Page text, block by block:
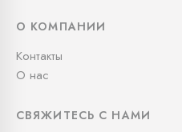
О КОМПАНИИ
Контакты
О нас
СВЯЖИТЕСЬ С НАМИ